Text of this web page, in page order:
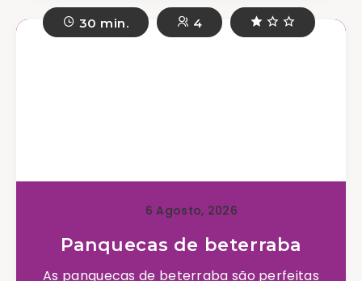
30 min. 4
6 Agosto, 2026
Panquecas de beterraba
As panquecas de beterraba são perfeitas